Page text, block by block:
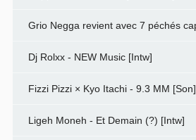
Grio Negga revient avec 7 péchés
Dj Rolxx - NEW Music [Intw]
Fizzi Pizzi × Kyo Itachi - 9.3 MM [Son]
Ligeh Moneh - Et Demain (?) [Intw]